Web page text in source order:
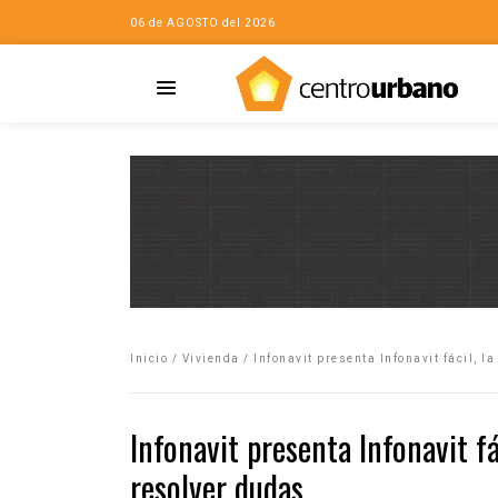
06 de AGOSTO del 2026
Inicio / Vivienda / Infonavit presenta Infonavit fácil,
Infonavit presenta Infonavit
resolver dudas